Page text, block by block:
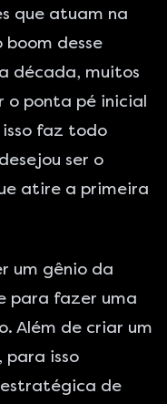
que atuam na
desse
década, muitos
ponta pé inicial
faz todo
ser o
atire a primeira
um gênio da
para fazer uma
Além de criar um
para isso
de